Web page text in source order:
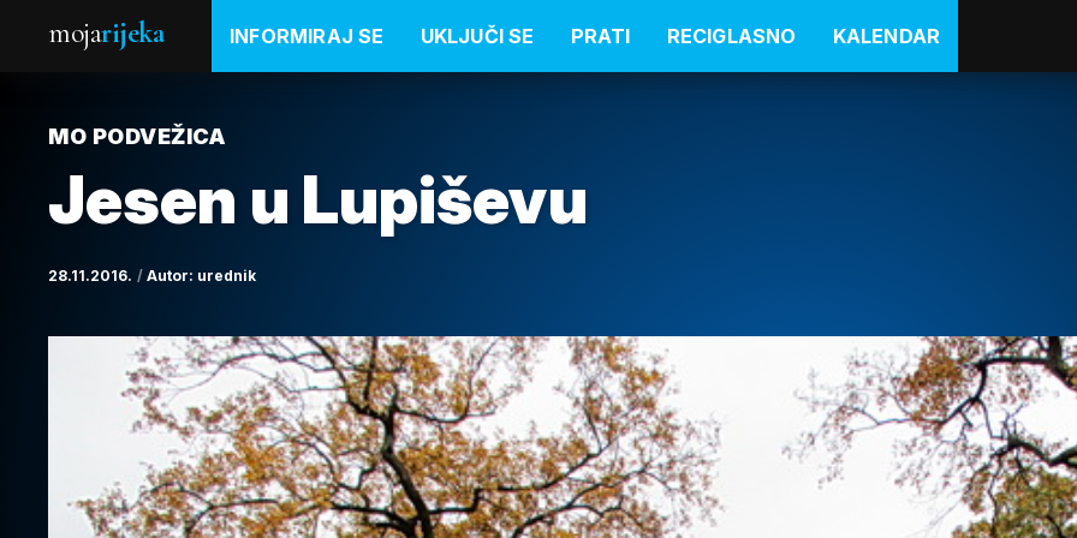
mojarijeka INFORMIRAJ SE UKLJUČI SE PRATI RECIGLASNO KALENDAR
MO PODVEŽICA
Jesen u Lupiševu
28.11.2016. Autor: urednik